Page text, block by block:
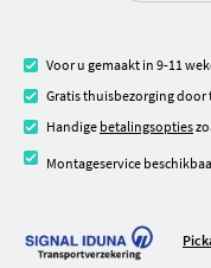
Voor u gemaakt in 9-11
Gratis thuisbezorging door
Handige betalingsopties
Montageservice